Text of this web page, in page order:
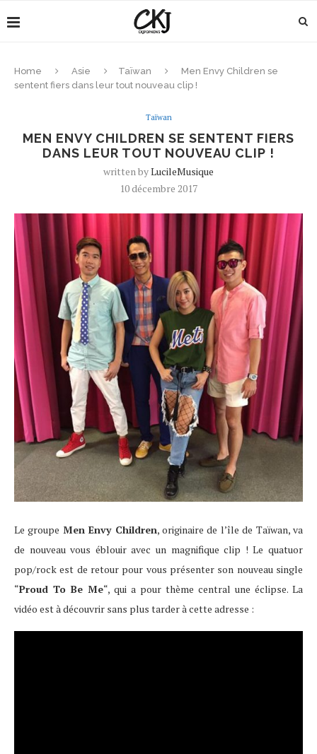
Home Asie Taïwan
Men Envy Children se
sentent fiers dans leur tout nouveau clip !
Taïwan
MEN ENVY CHILDREN SE SENTENT FIERS
DANS LEUR TOUT NOUVEAU CLIP !
written byLucileMusique
10 décembre 2017
Le groupe Men Envy Children, originaire de l’île de Taïwan, va
de nouveau vous éblouir avec un magnifique clip ! Le quatuor
pop/rock est de retour pour vous présenter son nouveau single
“Proud To Be Me“, qui a pour thème central une éclipse. La
vidéo est à découvrir sans plus tarder à cette adresse :